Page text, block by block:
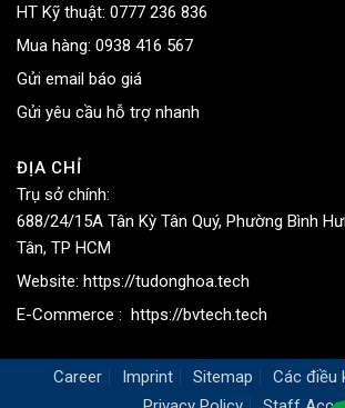
HT Kỹ thuật: 0777 236 836
Mua hàng: 0938 416 567
Gửi email báo giá
Gửi yêu cầu hỗ trợ nhanh
ĐỊA CHỈ
Trụ sở chính:
688/24/15A Tân Kỳ Tân Quý, Phường Bình
Tân, TP HCM
Website: https://tudonghoa.tech
E-Commerce : https://bvtech.tech
Career Imprint Sitemap
Các điều